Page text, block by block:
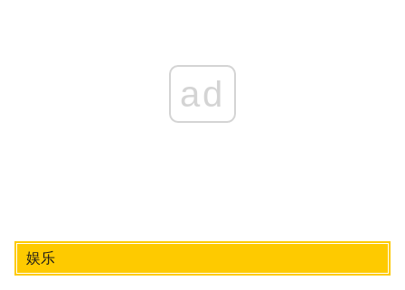
ad
娱乐